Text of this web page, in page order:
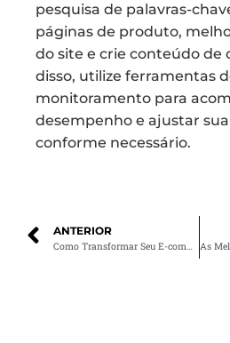
pesquisa de palavras-
páginas de produto,
do site e crie conteúdo de
disso, utilize ferramentas
monitoramento para
desempenho e ajustar
conforme necessário.
ANTERIOR